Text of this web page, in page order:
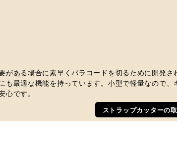
ある場合に素早くパラコードを切るために開発さ
最適な機能を持っています。小型で軽量なので、
です。
ストラップカッターの